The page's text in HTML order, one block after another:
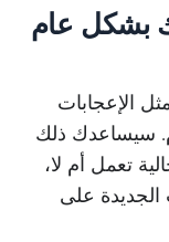
بشكل عام
الإعجابات
سيساعدك ذلك
تعمل أم لا،
الجديدة على